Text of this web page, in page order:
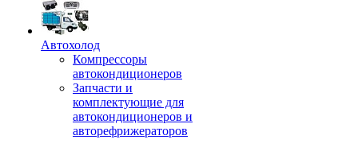
Автохолод
Компрессоры
автокондиционеров
Запчасти и
комплектующие для
автокондиционеров и
авторефрижераторов